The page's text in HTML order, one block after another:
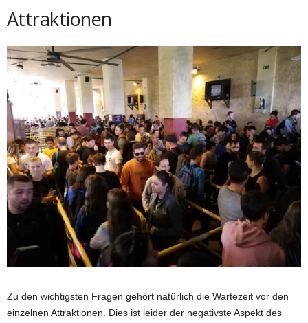
Attraktionen
Zu den wichtigsten Fragen gehört natürlich die Wartezeit vor den
einzelnen Attraktionen. Dies ist leider der negativste Aspekt des